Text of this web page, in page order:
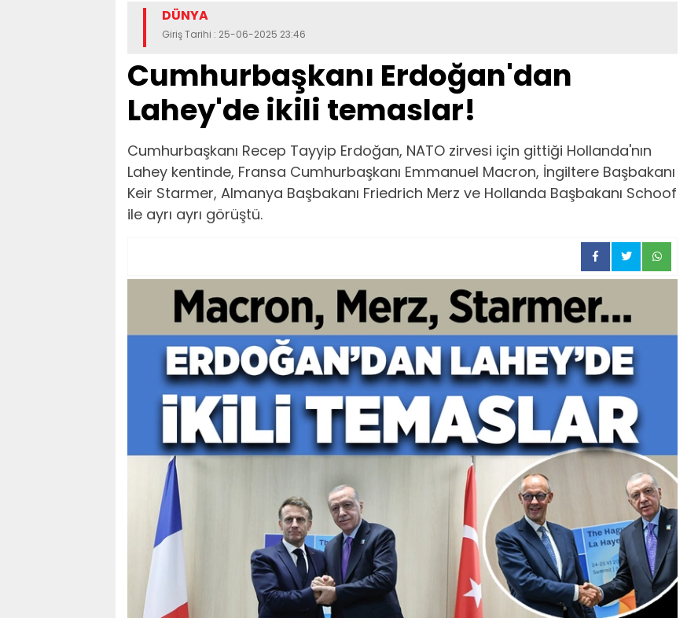
DÜNYA
Giriş Tarihi : 25-06-2025 23:46
Cumhurbaşkanı Erdoğan'dan
Lahey'de ikili temaslar!
Cumhurbaşkanı Recep Tayyip Erdoğan, NATO zirvesi için gittiği Hollanda'nın
Lahey kentinde, Fransa Cumhurbaşkanı Emmanuel Macron, İngiltere Başbakanı
Keir Starmer, Almanya Başbakanı Friedrich Merz ve Hollanda Başbakanı Schoof
ile ayrı ayrı görüştü.